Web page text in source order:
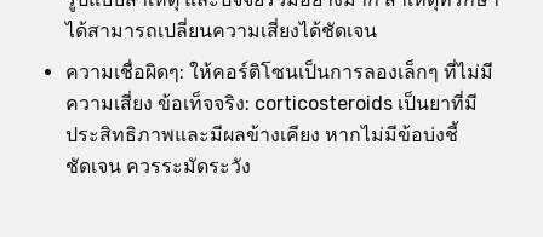
ได้สามารถเปลี่ยนความเสี่ยงได้ชัดเจน
ความเชื่อผิดๆ: ให้คอร์ติโซนเป็นการลองเล็กๆ ที่ไม่มี
ความเสี่ยง ข้อเท็จจริง: corticosteroids เป็นยาที่มี
ประสิทธิภาพและมีผลข้างเคียง หากไม่มีข้อบ่งชี้
ชัดเจน ควรระมัดระวัง